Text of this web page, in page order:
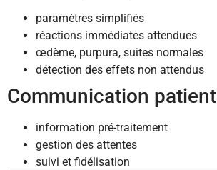
paramètres simplifiés
réactions immédiates attendues
œdème, purpura, suites normales
détection des effets non attendus
Communication patient
information pré-traitement
gestion des attentes
suivi et fidélisation